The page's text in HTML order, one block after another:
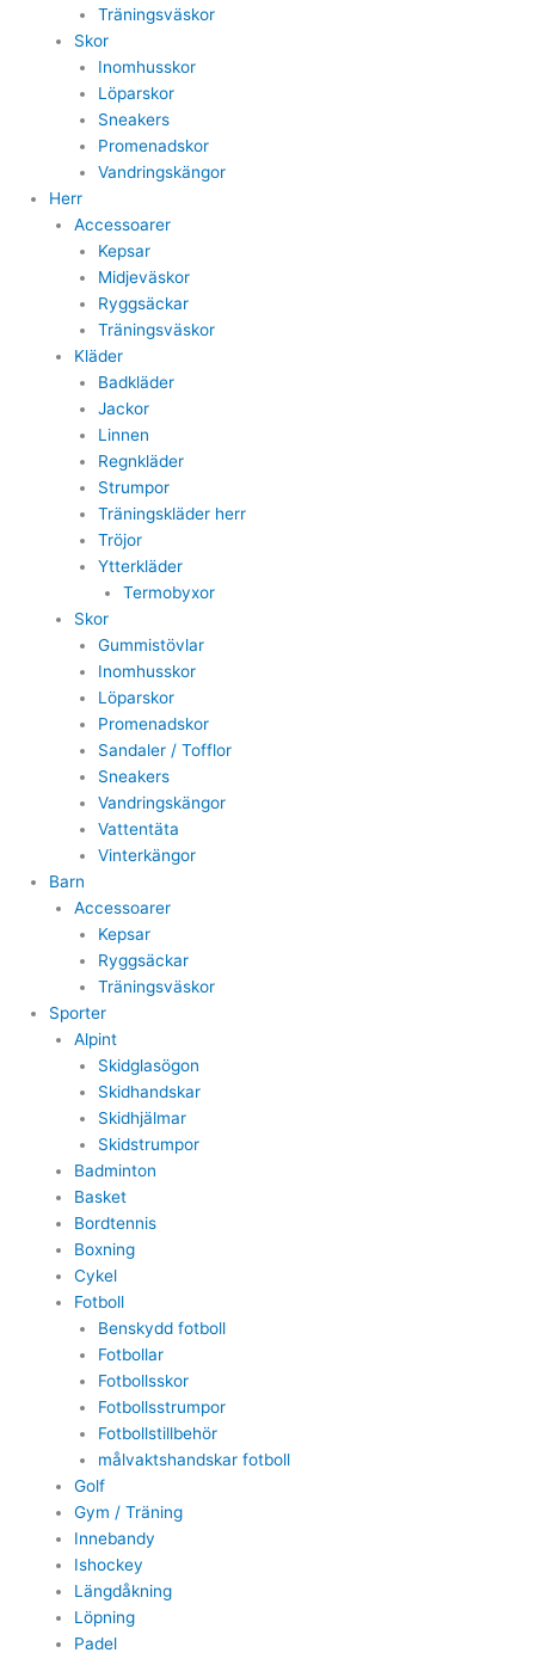
Träningsväskor
Skor
Inomhusskor
Löparskor
Sneakers
Promenadskor
Vandringskängor
Herr
Accessoarer
Kepsar
Midjeväskor
Ryggsäckar
Träningsväskor
Kläder
Badkläder
Jackor
Linnen
Regnkläder
Strumpor
Träningskläder herr
Tröjor
Ytterkläder
Termobyxor
Skor
Gummistövlar
Inomhusskor
Löparskor
Promenadskor
Sandaler / Tofflor
Sneakers
Vandringskängor
Vattentäta
Vinterkängor
Barn
Accessoarer
Kepsar
Ryggsäckar
Träningsväskor
Sporter
Alpint
Skidglasögon
Skidhandskar
Skidhjälmar
Skidstrumpor
Badminton
Basket
Bordtennis
Boxning
Cykel
Fotboll
Benskydd fotboll
Fotbollar
Fotbollsskor
Fotbollsstrumpor
Fotbollstillbehör
målvaktshandskar fotboll
Golf
Gym / Träning
Innebandy
Ishockey
Längdåkning
Löpning
Padel